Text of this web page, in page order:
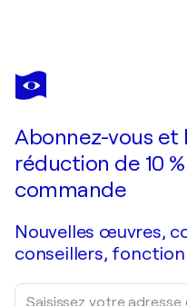
MAKSIM GORSHKOV
Duality of Light
Abonnez-vous et
réduction de 10
commande
Nouvelles œuvres,
conseillers,